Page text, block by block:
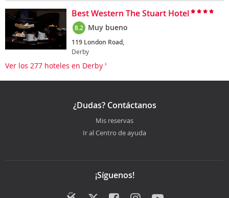
Best Western The Stuart Hotel
8.2 Muy bueno
119 London Road,
Derby
Ver los 277 hoteles en Derby
¿Dudas? Contáctanos
Mis reservas
Ir al Centro de ayuda
¡Síguenos!